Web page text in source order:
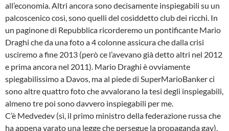
all’economia. Altri ancora sono decisamente inspiegabili su un
palcoscenico così, sono quelli del cosìddetto club dei ricchi. In
un paginone di Repubblica ricorderemo un pontificante Mario
Draghi che da una foto a 4 colonne assicura che dalla crisi
usciremo a fine 2013 (però ce l’avevano già detto altri nel 2012
e prima ancora nel 2011). Mario Draghi è ovviamente
spiegabilissimo a Davos, ma al piede di SuperMarioBanker ci
sono altre quattro foto che avvalorano la tesi degli inspiegabili,
almeno tre poi sono davvero inspiegabili per me.
C’è Medvedev (sì, il primo ministro della federazione russa che
ha appena varato una legge che persegue la propaganda gay),